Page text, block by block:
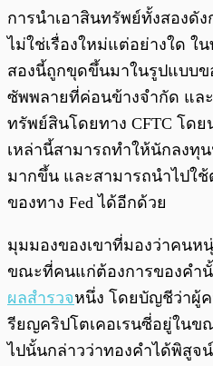
การนำเอาสินทรัพย์ทั้งสองดั
ไม่ใช่เรื่องใหม่แต่อย่างใด ใ
สองนี้ถูกขุดขึ้นมาในรูปแบบข
ซัพพลายที่ค่อนข้างจำกัด แล
ทรัพย์สินโดยทาง CFTC โดย
เหล่านี้สามารถทำให้นักลงทุ
มากขึ้น และสามารถนำไปใ
ของทาง Fed ได้อีกด้วย
มุมมองของเขาที่มองว่าคนห
ขณะที่คนแก่ต้องการของคำ
ผลสำรวจหนึ่ง โดยบัญชีว่าผู้
รียญคริปโตเคอเรนซี่อยู่ใน
ไปนั้นกล่าวว่าทองคำได้พิสูจ